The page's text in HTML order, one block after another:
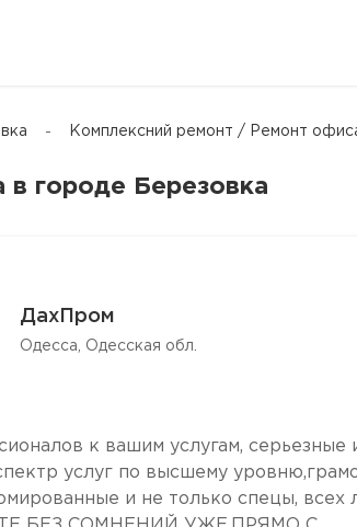
Комплексний ремонт / Ремонт
в городе Березовка
ДахПром
Одесса, Одесская обл.
к вашим услугам,
услуг по высшему
и не только спецы, всех